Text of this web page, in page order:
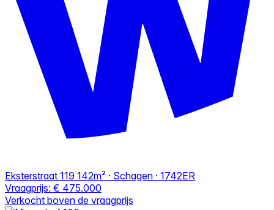
Eksterstraat 119 142m² · Schagen · 1742ER
Vraagprijs: € 475.000
Verkocht boven de vraagprijs